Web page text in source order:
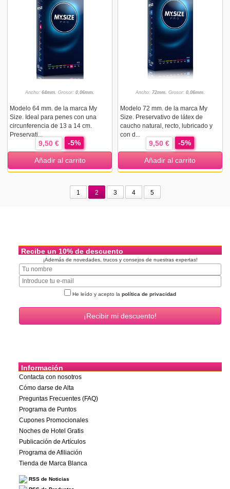
Ancho:64mm. Grosor:0,06mm.
Modelo 64 mm. de la marca My
Size. Ideal para penes con una
circunferencia de 13 a 14 cm.
Preservati...
9,50 € -5%
Añadir al carrito
Ancho: 72mm. Grosor: 0,06mm.
Modelo 72 mm. de la marca My
Size. Preservativo de látex de
caucho natural, recto, lubricado y
con d...
9,50 € -5%
Añadir al carrito
1 2 3 4 5
Recibe un 10% de descuento
¡Además de novedades, trucos y consejos de nuestras expertas!
He leído y acepto la política de privacidad
Información
Contacta con nosotros
Cómo darse de Alta
Preguntas Frecuentes (FAQ)
Programa de Puntos
Cupones Promocionales
Noches de Hotel Gratis
Publicación de Artículos
Programa de Afiliación
Tienda de Marca Blanca
RSS de Noticias